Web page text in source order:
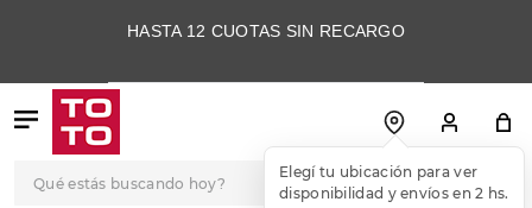
HASTA 12 CUOTAS SIN RECARGO
Elegí tu ubicación para ver
disponibilidad y envíos en 2 hs.